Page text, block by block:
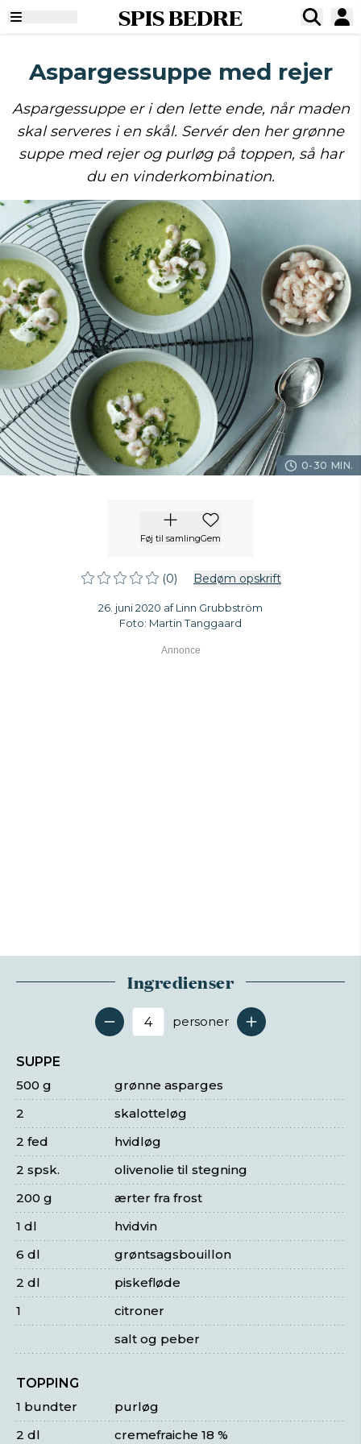
SPIS BEDRE
Aspargessuppe med rejer
Aspargessuppe er i den lette ende, når maden
skal serveres i en skål. Servér den her grønne
suppe med rejer og purløg på toppen, så har
du en vinderkombination.
0-30 MIN.
Føj til samlingGem
(0) Bedøm opskrift
26. juni 2020 af Linn Grubbström
Foto: Martin Tanggaard
Ingredienser
Antal serveringer
personer
SUPPE
grønne asparges
500 g
skalotteløg
2
hvidløg
2 fed
olivenolie til stegning
2 spsk.
ærter fra frost
200 g
hvidvin
1 dl
grøntsagsbouillon
6 dl
piskefløde
2 dl
citroner
1
salt og peber
TOPPING
purløg
1 bundter
cremefraiche 18 %
2 dl